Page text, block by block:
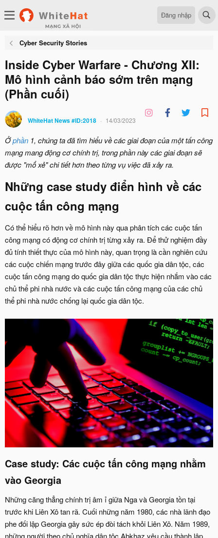
Đăng nhập
Cyber Security Stories
Inside Cyber Warfare - Chương XII:
Mô hình cảnh báo sớm trên mạng
(Phần cuối)
WhiteHat News #ID:2018 14/03/2023
Ởphần 1, chúng ta đã tìm hiểu về các giai đoạn của một tấn công
mạng mang động cơ chính trị, trong phần này các giai đoạn sẽ
được "mổ xẻ" chi tiết hơn theo từng vụ việc đã xảy ra.
Những case study điển hình về các
cuộc tấn công mạng
Có thể hiểu rõ hơn về mô hình này qua phân tích các cuộc tấn
công mạng có động cơ chính trị từng xảy ra. Để thử nghiệm đầy
đủ tính thiết thực của mô hình này, quan trọng là cần nghiên cứu
các cuộc chiến mạng trước đây giữa các quốc gia dân tộc, các
cuộc tấn công mạng do quốc gia dân tộc thực hiện nhắm vào các
chủ thể phi nhà nước và các cuộc tấn công mạng của các chủ
thể phi nhà nước chống lại quốc gia dân tộc.
Case study: Các cuộc tấn công mạng nhằm
vào Georgia
Những căng thẳng chính trị âm ỉ giữa Nga và Georgia tồn tại
trước khi Liên Xô tan rã. Cuối những năm 1980, các nhà lãnh đạo
phe đối lập Georgia gây sức ép đòi tách khỏi Liên Xô. Năm 1989,